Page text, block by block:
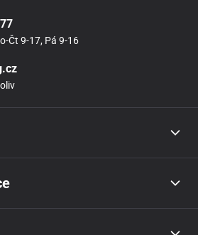
Čt 9-17, Pá 9-16